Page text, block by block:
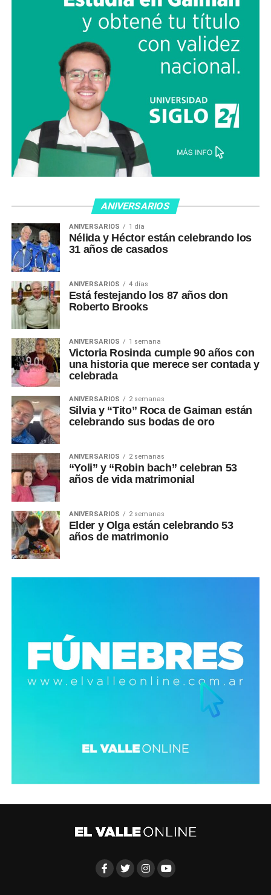
ANIVERSARIOS
ANIVERSARIOS 1 día
Nélida y Héctor están celebrando los
31 años de casados
ANIVERSARIOS 4 días
Está festejando los 87 años don
Roberto Brooks
ANIVERSARIOS 1 semana
Victoria Rosinda cumple 90 años con
una historia que merece ser contada y
celebrada
ANIVERSARIOS 2 semanas
Silvia y “Tito” Roca de Gaiman están
celebrando sus bodas de oro
ANIVERSARIOS 2 semanas
“Yoli” y “Robin bach” celebran 53
años de vida matrimonial
ANIVERSARIOS 2 semanas
Elder y Olga están celebrando 53
años de matrimonio